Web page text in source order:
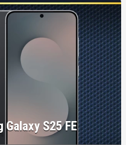
Galaxy S25 FE